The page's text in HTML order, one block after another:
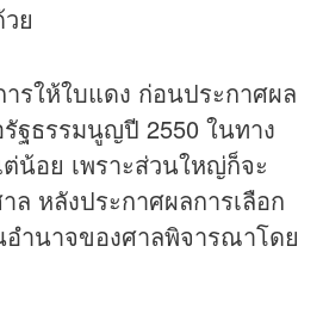
ย
รให้ใบแดง ก่อนประกาศผล
ฐธรรมนูญปี 2550 ในทาง
น้อย เพราะส่วนใหญ่ก็จะ
ล หลังประกาศผลการเลือก
อำนาจของศาลพิจารณาโดย